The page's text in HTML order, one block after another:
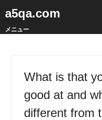
a5qa.com
メニュー
What is that
good at and
different from